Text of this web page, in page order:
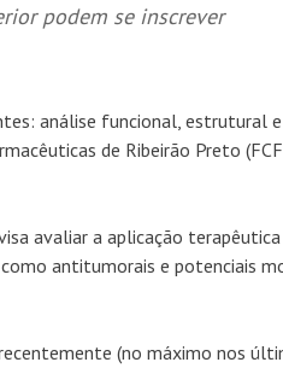
podem se inscrever
análise funcional, estrutural
de Ribeirão Preto
avaliar a aplicação
antitumorais e potenciais
(no máximo nos